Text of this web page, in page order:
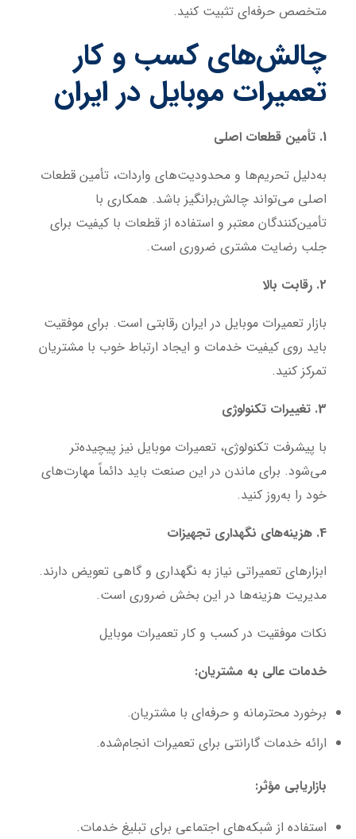
متخصص حرفه‌ای تثبیت کنید.
چالش‌های کسب و کار
تعمیرات موبایل در ایران
1. تأمین قطعات اصلی
به‌دلیل تحریم‌ها و محدودیت‌های واردات، تأمین قطعات
اصلی می‌تواند چالش‌برانگیز باشد. همکاری با
تأمین‌کنندگان معتبر و استفاده از قطعات با کیفیت برای
جلب رضایت مشتری ضروری است.
2. رقابت بالا
بازار تعمیرات موبایل در ایران رقابتی است. برای موفقیت
باید روی کیفیت خدمات و ایجاد ارتباط خوب با مشتریان
تمرکز کنید.
3. تغییرات تکنولوژی
با پیشرفت تکنولوژی، تعمیرات موبایل نیز پیچیده‌تر
می‌شود. برای ماندن در این صنعت باید دائماً مهارت‌های
خود را به‌روز کنید.
4. هزینه‌های نگهداری تجهیزات
ابزارهای تعمیراتی نیاز به نگهداری و گاهی تعویض دارند.
مدیریت هزینه‌ها در این بخش ضروری است.
نکات موفقیت در کسب و کار تعمیرات موبایل
خدمات عالی به مشتریان:
برخورد محترمانه و حرفه‌ای با مشتریان.
ارائه خدمات گارانتی برای تعمیرات انجام‌شده.
بازاریابی مؤثر:
استفاده از شبکه‌های اجتماعی برای تبلیغ خدمات.